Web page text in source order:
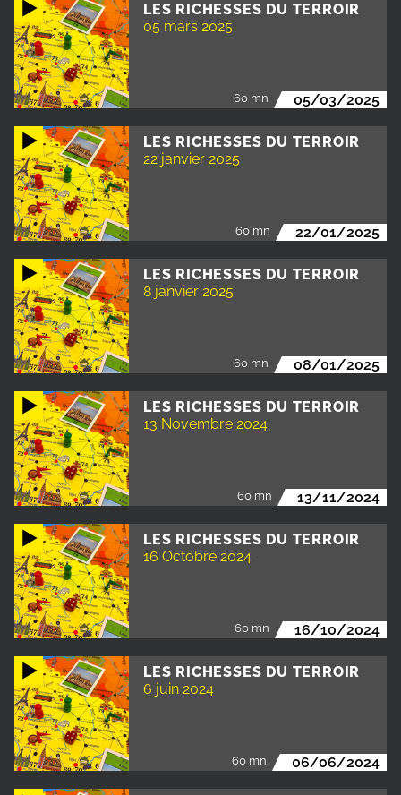
LES RICHESSES DU TERROIR
05 mars 2025
60 mn 05/03/2025
LES RICHESSES DU TERROIR
22 janvier 2025
60 mn 22/01/2025
LES RICHESSES DU TERROIR
8 janvier 2025
60 mn 08/01/2025
LES RICHESSES DU TERROIR
13 Novembre 2024
60 mn 13/11/2024
LES RICHESSES DU TERROIR
16 Octobre 2024
60 mn 16/10/2024
LES RICHESSES DU TERROIR
6 juin 2024
60 mn 06/06/2024